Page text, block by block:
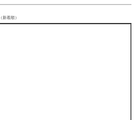
（新着順）